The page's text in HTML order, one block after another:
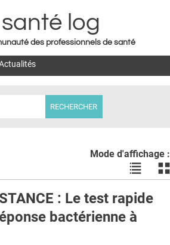
to navigation
santé log
des professionnels de santé
Mode d'affichage :
Voir
les
en
liste
les
: Le test rapide
bactérienne à